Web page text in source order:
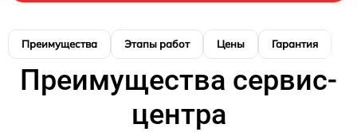
Преимущества Этапы работ Цены Гарантия
Преимущества сервис-
центра